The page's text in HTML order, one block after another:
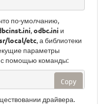
по-умолчанию,
,odbc.ini и
local/etc, а библиотеки
параметры
с помощью команды:
Copy
драйвера.